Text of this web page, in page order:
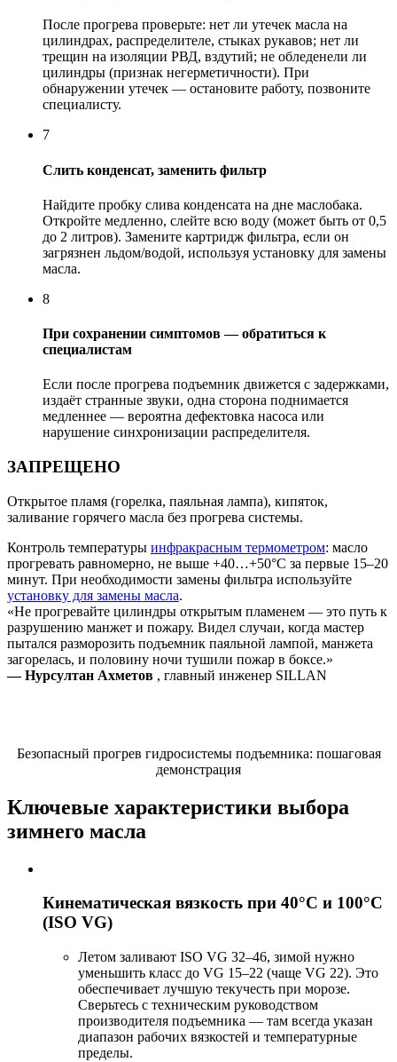
После прогрева проверьте: нет ли утечек масла на
цилиндрах, распределителе, стыках рукавов; нет ли
трещин на изоляции РВД, вздутий; не обледенели ли
цилиндры (признак негерметичности). При
обнаружении утечек — остановите работу, позвоните
специалисту.
7
Слить конденсат, заменить фильтр
Найдите пробку слива конденсата на дне маслобака.
Откройте медленно, слейте всю воду (может быть от 0,5
до 2 литров). Замените картридж фильтра, если он
загрязнен льдом/водой, используя установку для замены
масла.
8
При сохранении симптомов — обратиться к
специалистам
Если после прогрева подъемник движется с задержками,
издаёт странные звуки, одна сторона поднимается
медленнее — вероятна дефектовка насоса или
нарушение синхронизации распределителя.
ЗАПРЕЩЕНО
Открытое пламя (горелка, паяльная лампа), кипяток,
заливание горячего масла без прогрева системы.
Контроль температуры инфракрасным термометром: масло
прогревать равномерно, не выше +40…+50°C за первые 15–20
минут. При необходимости замены фильтра используйте
установку для замены масла.
«Не прогревайте цилиндры открытым пламенем — это путь к
разрушению манжет и пожару. Видел случаи, когда мастер
пытался разморозить подъемник паяльной лампой, манжета
загорелась, и половину ночи тушили пожар в боксе.»
— Нурсултан Ахметов , главный инженер SILLAN
Безопасный прогрев гидросистемы подъемника: пошаговая
демонстрация
Ключевые характеристики выбора
зимнего масла
Кинематическая вязкость при 40°C и 100°C
(ISO VG)
Летом заливают ISO VG 32–46, зимой нужно
уменьшить класс до VG 15–22 (чаще VG 22). Это
обеспечивает лучшую текучесть при морозе.
Сверьтесь с техническим руководством
производителя подъемника — там всегда указан
диапазон рабочих вязкостей и температурные
пределы.